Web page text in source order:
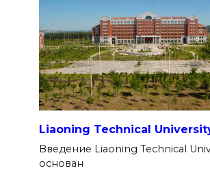
Liaoning Technical
Введение Liaoning Technical
основан